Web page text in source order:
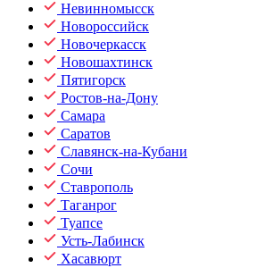
Невинномысск
Новороссийск
Новочеркасск
Новошахтинск
Пятигорск
Ростов-на-Дону
Самара
Саратов
Славянск-на-Кубани
Сочи
Ставрополь
Таганрог
Туапсе
Усть-Лабинск
Хасавюрт